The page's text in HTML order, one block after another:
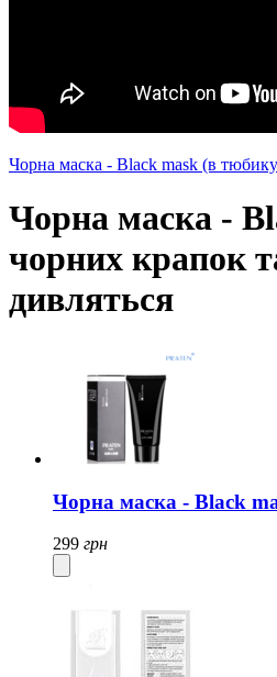
Чорна маска - Black mask (в
Чорна маска -
чорних крапок
дивляться
Чорна маска - Black
299 грн